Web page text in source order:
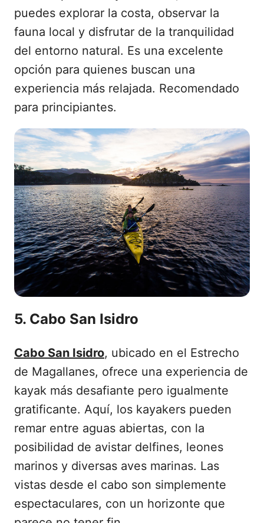
puedes explorar la costa, observar la
fauna local y disfrutar de la tranquilidad
del entorno natural. Es una excelente
opción para quienes buscan una
experiencia más relajada. Recomendado
para principiantes.
5. Cabo San Isidro
Cabo San Isidro, ubicado en el Estrecho
de Magallanes, ofrece una experiencia de
kayak más desafiante pero igualmente
gratificante. Aquí, los kayakers pueden
remar entre aguas abiertas, con la
posibilidad de avistar delfines, leones
marinos y diversas aves marinas. Las
vistas desde el cabo son simplemente
espectaculares, con un horizonte que